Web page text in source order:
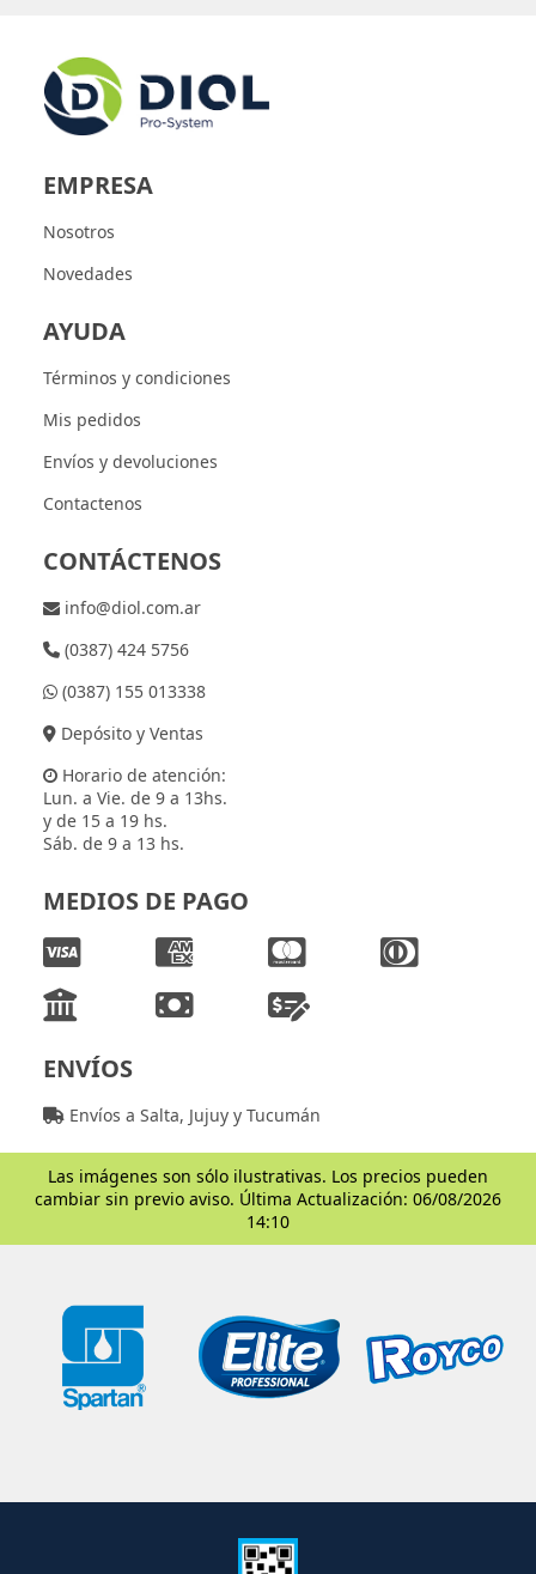
EMPRESA
Nosotros
Novedades
AYUDA
Términos y condiciones
Mis pedidos
Envíos y devoluciones
Contactenos
CONTÁCTENOS
info@diol.com.ar
(0387) 424 5756
(0387) 155 013338
Depósito y Ventas
Horario de atención:
Lun. a Vie. de 9 a 13hs.
y de 15 a 19 hs.
Sáb. de 9 a 13 hs.
MEDIOS DE PAGO
ENVÍOS
Envíos a Salta, Jujuy y Tucumán
Las imágenes son sólo ilustrativas. Los precios pueden
cambiar sin previo aviso. Última Actualización: 06/08/2026
14:10